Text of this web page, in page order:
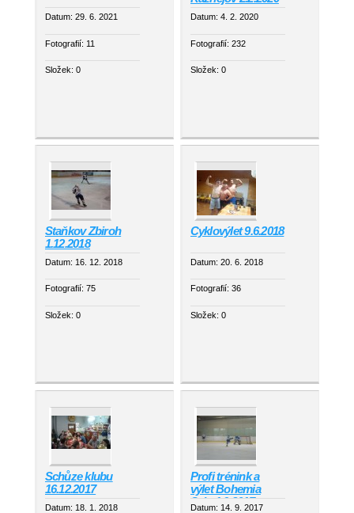
Datum: 29. 6. 2021
Fotografií: 11
Složek: 0
Datum: 4. 2. 2020
Fotografií: 232
Složek: 0
Staňkov Zbiroh
1.12.2018
Datum: 16. 12. 2018
Fotografií: 75
Složek: 0
Cyklovýlet 9.6.2018
Datum: 20. 6. 2018
Fotografií: 36
Složek: 0
Schůze klubu
16.12.2017
Datum: 18. 1. 2018
Profi trénink a
výlet Bohemia
Sekt 1.9.2017
Datum: 14. 9. 2017